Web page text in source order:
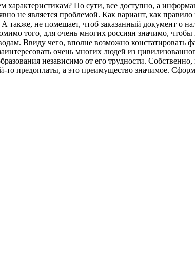
По сути, все доступно, а
не является проблемой. Как вариант, как
не помешает, чтоб заказанный документ о
того, для очень многих россиян значимо,
Ввиду чего, вполне возможно констатировать
очень многих людей из
независимо от его трудности. Собственно,
то предоплаты, а это преимущество значимое.